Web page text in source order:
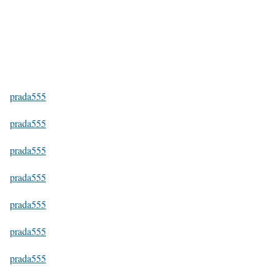
prada555
prada555
prada555
prada555
prada555
prada555
prada555